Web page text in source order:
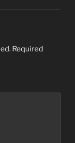
Required